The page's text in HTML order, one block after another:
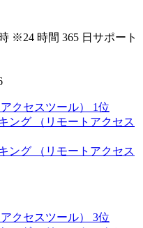
※24 時間 365 日サポート
クセスツール） 1位
ング （リモートアクセス
ング （リモートアクセス
クセスツール） 3位